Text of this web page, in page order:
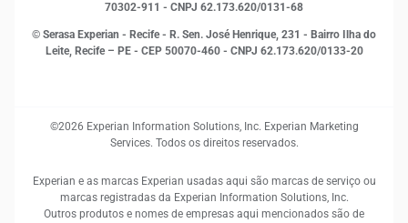
70302-911 - CNPJ 62.173.620/0131-68
© Serasa Experian - Recife - R. Sen. José Henrique, 231 - Bairro Ilha do
Leite, Recife – PE - CEP 50070-460 - CNPJ 62.173.620/0133-20
©2026 Experian Information Solutions, Inc. Experian Marketing
Services. Todos os direitos reservados.
Experian e as marcas Experian usadas aqui são marcas de serviço ou
marcas registradas da Experian Information Solutions, Inc.
Outros produtos e nomes de empresas aqui mencionados são de